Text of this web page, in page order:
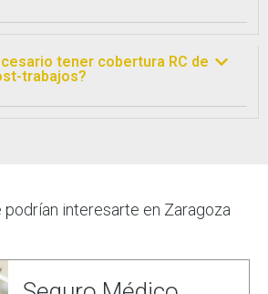
tener cobertura RC de
trabajos?
podrían interesarte en Zaragoza​